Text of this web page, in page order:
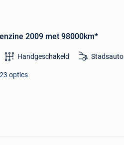
2009 met 98000km*
Handgeschakeld Stadsauto
opties